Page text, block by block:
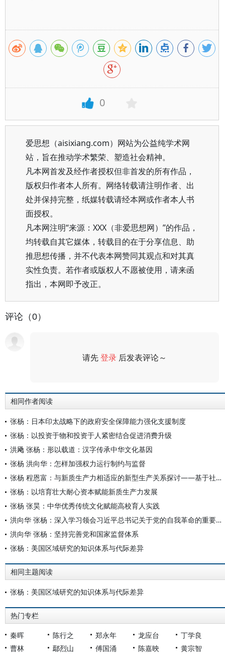
0
爱思想（aisixiang.com）网站为公益纯学术网
站，旨在推动学术繁荣、塑造社会精神。
凡本网首发及经作者授权但非首发的所有作品，
版权归作者本人所有。网络转载请注明作者、出
处并保持完整，纸媒转载请经本网或作者本人书
面授权。
凡本网注明“来源：XXX（非爱思想网）”的作品，
均转载自其它媒体，转载目的在于分享信息、助
推思想传播，并不代表本网赞同其观点和对其真
实性负责。若作者或版权人不愿被使用，请来函
指出，本网即予改正。
评论（0）
请先登录 后发表评论～
相同作者阅读
张杨：日本印太战略下的政府安全保障能力强化支援制度
张杨：以投资于物和投资于人紧密结合促进消费升级
洪飏 张杨：形以载道：汉字传承中华文化基因
张杨 洪向华：怎样加强权力运行制约与监督
张杨 程恩富：与新质生产力相适应的新型生产关系探讨——基于社会基本矛盾运动的角度
张杨：以培育壮大耐心资本赋能新质生产力发展
张杨 张昊：中华优秀传统文化赋能高校育人实践
洪向华 张杨：深入学习领会习近平总书记关于党的自我革命的重要思想
洪向华 张杨：坚持完善党和国家监督体系
张杨：美国区域研究的知识体系与代际差异
相同主题阅读
张杨：美国区域研究的知识体系与代际差异
热门专栏
秦晖 陈行之 郑永年 龙应台
丁学良
曹林
鄢烈山 傅国涌 陈嘉映 黄宗智